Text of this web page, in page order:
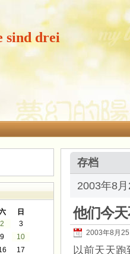
sind drei
存档
2003年8
他们今
2003年8月
以前天天
日
2
3
9
10
17